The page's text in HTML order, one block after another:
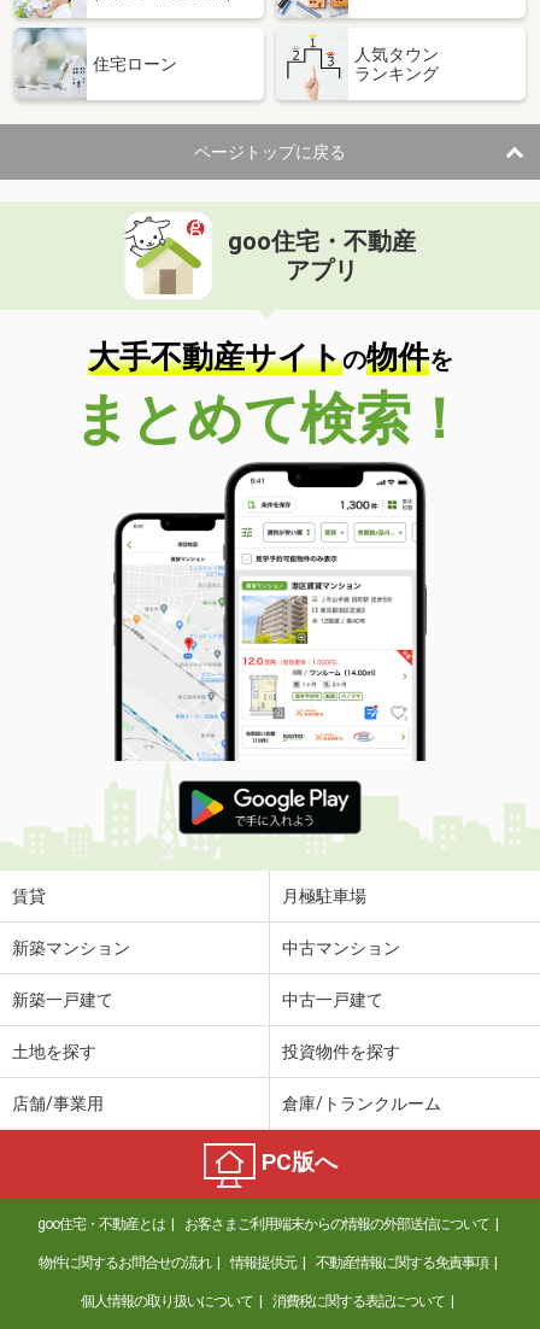
住宅ローン
人気タウン
ランキング
ページトップに戻る
goo住宅・不動産
アプリ
大手不動産サイトの物件を
まとめて検索！
賃貸 月極駐車場
新築マンション 中古マンション
新築一戸建て 中古一戸建て
土地を探す 投資物件を探す
店舗/事業用 倉庫/トランクルーム
PC版へ
goo住宅・不動産とは お客さまご利用端末からの情報の外部送信について
物件に関するお問合せの流れ 情報提供元 不動産情報に関する免責事項
個人情報の取り扱いについて 消費税に関する表記について